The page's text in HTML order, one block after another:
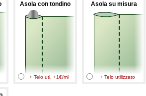
Asola con tondino
+ Telo uti. +1€/ml
Asola su misura
+ Telo utilizzato